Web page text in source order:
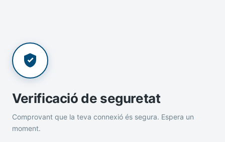
Verificació de seguretat
Comprovant que la teva connexió és segura. Espera un
moment.